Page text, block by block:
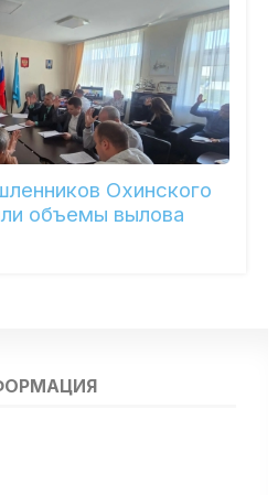
Охинского
объемы вылова